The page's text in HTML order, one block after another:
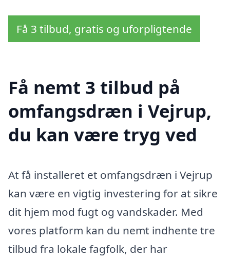
Få 3 tilbud, gratis og uforpligtende
Få nemt 3 tilbud på
omfangsdræn i Vejrup,
du kan være tryg ved
At få installeret et omfangsdræn i Vejrup
kan være en vigtig investering for at sikre
dit hjem mod fugt og vandskader. Med
vores platform kan du nemt indhente tre
tilbud fra lokale fagfolk, der har